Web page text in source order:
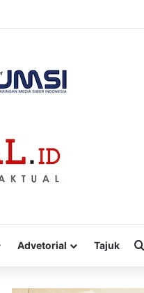
Solusi Energi Irigasi
Advetorial Tajuk